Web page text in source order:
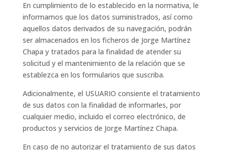
En cumplimiento de lo establecido en la normativa, le
informamos que los datos suministrados, así como
aquellos datos derivados de su navegación, podrán
ser almacenados en los ficheros de Jorge Martínez
Chapa y tratados para la finalidad de atender su
solicitud y el mantenimiento de la relación que se
establezca en los formularios que suscriba.
Adicionalmente, el USUARIO consiente el tratamiento
de sus datos con la finalidad de informarles, por
cualquier medio, incluido el correo electrónico, de
productos y servicios de Jorge Martínez Chapa.
En caso de no autorizar el tratamiento de sus datos